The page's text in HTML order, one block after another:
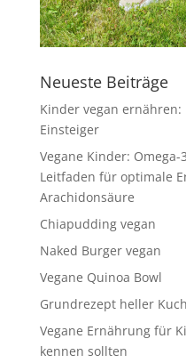
Neueste Beiträge
Kinder vegan
Einsteiger
Vegane Kinder:
Leitfaden für optimale
Arachidonsäure
Chiapudding vegan
Naked Burger vegan
Vegane Quinoa Bowl
Grundrezept heller
Vegane Ernährung für
kennen sollten